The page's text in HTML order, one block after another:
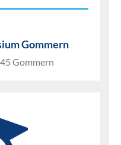
Gommern
Gommern